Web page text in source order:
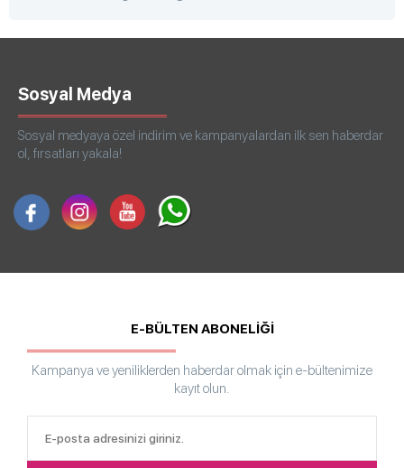
Sosyal Medya
Sosyal medyaya özel indirim ve kampanyalardan ilk sen haberdar
ol, fırsatları yakala!
E-BÜLTEN ABONELİĞİ
Kampanya ve yeniliklerden haberdar olmak için e-bültenimize
kayıt olun.